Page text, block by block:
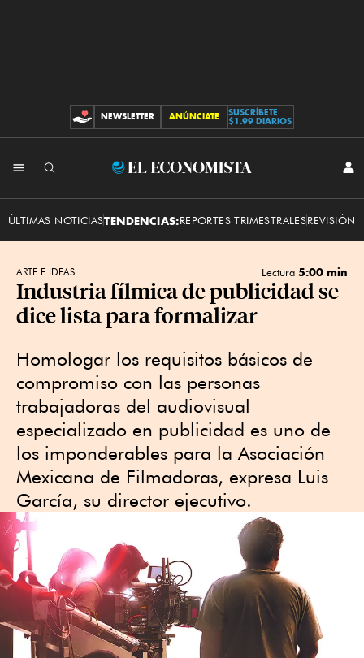
CONTRIBUCIONES
NEWSLETTER ANÚNCIATE
SUSCRÍBETE
$1.99 DIARIOS
El
ÚLTIMAS NOTICIASTENDENCIAS:REPORTES TRIMESTRALESREVISIÓN
ARTE E IDEAS Lectura 5:00 min
Industria fílmica de publicidad se
dice lista para formalizar
Homologar los requisitos básicos de
compromiso con las personas
trabajadoras del audiovisual
especializado en publicidad es uno de
los imponderables para la Asociación
Mexicana de Filmadoras, expresa Luis
García, su director ejecutivo.